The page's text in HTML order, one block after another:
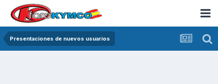
Presentaciones de nuevos usuarios